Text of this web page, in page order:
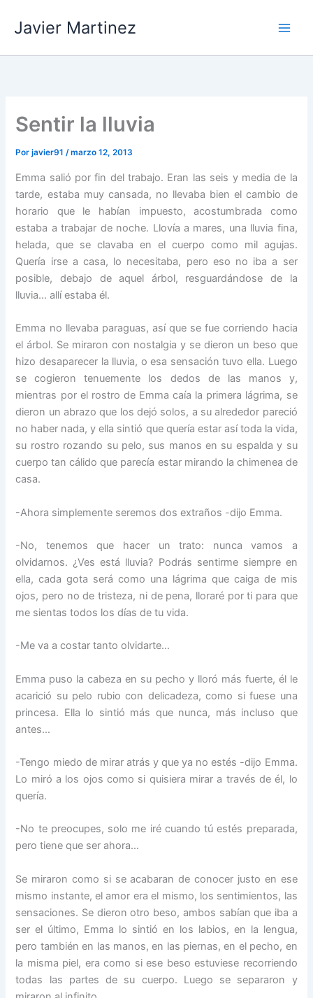
Javier Martinez
Sentir la lluvia
Porjavier91/marzo 12, 2013
Emma salió por fin del trabajo. Eran las seis y media de la
tarde, estaba muy cansada, no llevaba bien el cambio de
horario que le habían impuesto, acostumbrada como
estaba a trabajar de noche. Llovía a mares, una lluvia fina,
helada, que se clavaba en el cuerpo como mil agujas.
Quería irse a casa, lo necesitaba, pero eso no iba a ser
posible, debajo de aquel árbol, resguardándose de la
lluvia… allí estaba él.
Emma no llevaba paraguas, así que se fue corriendo hacia
el árbol. Se miraron con nostalgia y se dieron un beso que
hizo desaparecer la lluvia, o esa sensación tuvo ella. Luego
se cogieron tenuemente los dedos de las manos y,
mientras por el rostro de Emma caía la primera lágrima, se
dieron un abrazo que los dejó solos, a su alrededor pareció
no haber nada, y ella sintió que quería estar así toda la vida,
su rostro rozando su pelo, sus manos en su espalda y su
cuerpo tan cálido que parecía estar mirando la chimenea de
casa.
-Ahora simplemente seremos dos extraños -dijo Emma.
-No, tenemos que hacer un trato: nunca vamos a
olvidarnos. ¿Ves está lluvia? Podrás sentirme siempre en
ella, cada gota será como una lágrima que caiga de mis
ojos, pero no de tristeza, ni de pena, lloraré por ti para que
me sientas todos los días de tu vida.
-Me va a costar tanto olvidarte…
Emma puso la cabeza en su pecho y lloró más fuerte, él le
acarició su pelo rubio con delicadeza, como si fuese una
princesa. Ella lo sintió más que nunca, más incluso que
antes…
-Tengo miedo de mirar atrás y que ya no estés -dijo Emma.
Lo miró a los ojos como si quisiera mirar a través de él, lo
quería.
-No te preocupes, solo me iré cuando tú estés preparada,
pero tiene que ser ahora…
Se miraron como si se acabaran de conocer justo en ese
mismo instante, el amor era el mismo, los sentimientos, las
sensaciones. Se dieron otro beso, ambos sabían que iba a
ser el último, Emma lo sintió en los labios, en la lengua,
pero también en las manos, en las piernas, en el pecho, en
la misma piel, era como si ese beso estuviese recorriendo
todas las partes de su cuerpo. Luego se separaron y